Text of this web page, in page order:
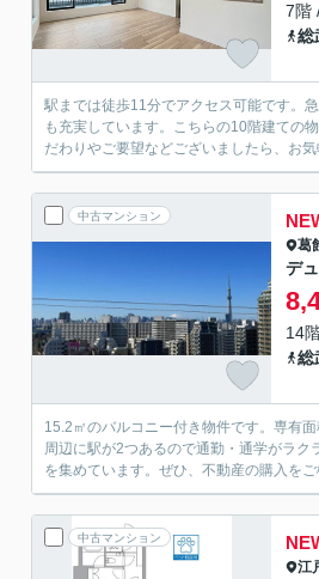
7階
総
駅までは徒歩11分でアクセス可能です。
も充実しています。こちらの10階建ての
だわりやご要望などございましたら、お気
中古マンション
葛
デ
14
総
15.2㎡のバルコニー付き物件です。専有
周辺に駅が2つあるので通勤・通学がラ
を集めています。ぜひ、不動産の購入を
中古マンション
江